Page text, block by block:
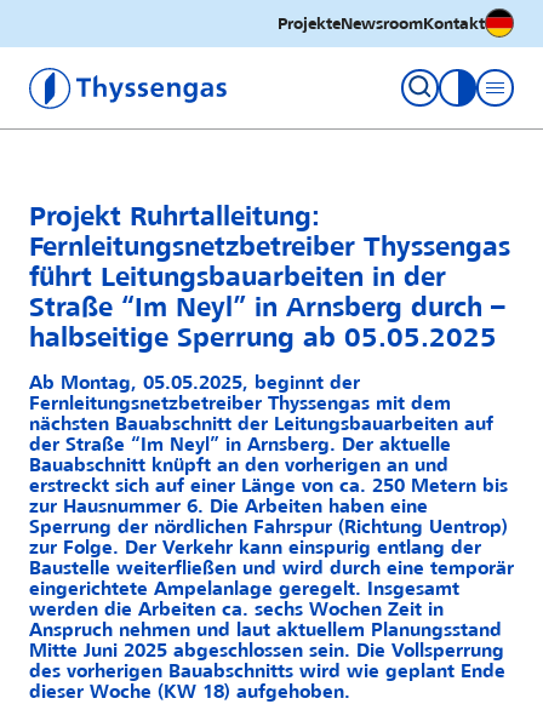
ProjekteNewsroomKontakt
Thyssengas GmbH
Projekt Ruhrtalleitung:
Fernleitungsnetzbetreiber Thyssengas
führt Leitungsbauarbeiten in der
Straße “Im Neyl” in Arnsberg durch –
halbseitige Sperrung ab 05.05.2025
Ab Montag, 05.05.2025, beginnt der
Fernleitungsnetzbetreiber Thyssengas mit dem
nächsten Bauabschnitt der Leitungsbauarbeiten auf
der Straße “Im Neyl” in Arnsberg. Der aktuelle
Bauabschnitt knüpft an den vorherigen an und
erstreckt sich auf einer Länge von ca. 250 Metern bis
zur Hausnummer 6. Die Arbeiten haben eine
Sperrung der nördlichen Fahrspur (Richtung Uentrop)
zur Folge. Der Verkehr kann einspurig entlang der
Baustelle weiterfließen und wird durch eine temporär
eingerichtete Ampelanlage geregelt. Insgesamt
werden die Arbeiten ca. sechs Wochen Zeit in
Anspruch nehmen und laut aktuellem Planungsstand
Mitte Juni 2025 abgeschlossen sein. Die Vollsperrung
des vorherigen Bauabschnitts wird wie geplant Ende
dieser Woche (KW 18) aufgehoben.